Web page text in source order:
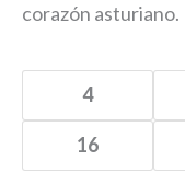
corazón asturiano.
4
16